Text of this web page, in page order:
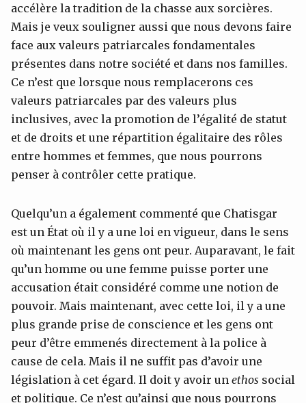
accélère la tradition de la chasse aux sorcières.
Mais je veux souligner aussi que nous devons faire
face aux valeurs patriarcales fondamentales
présentes dans notre société et dans nos familles.
Ce n’est que lorsque nous remplacerons ces
valeurs patriarcales par des valeurs plus
inclusives, avec la promotion de l’égalité de statut
et de droits et une répartition égalitaire des rôles
entre hommes et femmes, que nous pourrons
penser à contrôler cette pratique.
Quelqu’un a également commenté que Chatisgar
est un État où il y a une loi en vigueur, dans le sens
où maintenant les gens ont peur. Auparavant, le fait
qu’un homme ou une femme puisse porter une
accusation était considéré comme une notion de
pouvoir. Mais maintenant, avec cette loi, il y a une
plus grande prise de conscience et les gens ont
peur d’être emmenés directement à la police à
cause de cela. Mais il ne suffit pas d’avoir une
législation à cet égard. Il doit y avoir un ethos social
et politique. Ce n’est qu’ainsi que nous pourrons